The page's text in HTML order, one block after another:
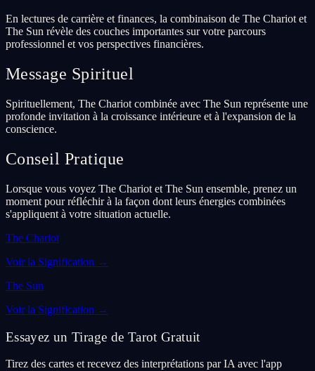
En lectures de carrière et finances, la combinaison de The Chariot et
The Sun révèle des couches importantes sur votre parcours
professionnel et vos perspectives financières.
Message Spirituel
Spirituellement, The Chariot combinée avec The Sun représente une
profonde invitation à la croissance intérieure et à l'expansion de la
conscience.
Conseil Pratique
Lorsque vous voyez The Chariot et The Sun ensemble, prenez un
moment pour réfléchir à la façon dont leurs énergies combinées
s'appliquent à votre situation actuelle.
The Chariot
Voir la Signification →
The Sun
Voir la Signification →
Essayez un Tirage de Tarot Gratuit
Tirez des cartes et recevez des interprétations par IA avec l'app